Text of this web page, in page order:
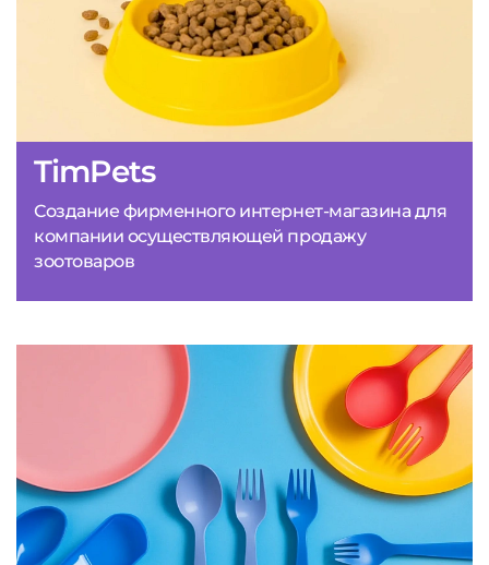
TimPets
Создание фирменного интернет-магазина для
компании осуществляющей продажу
зоотоваров